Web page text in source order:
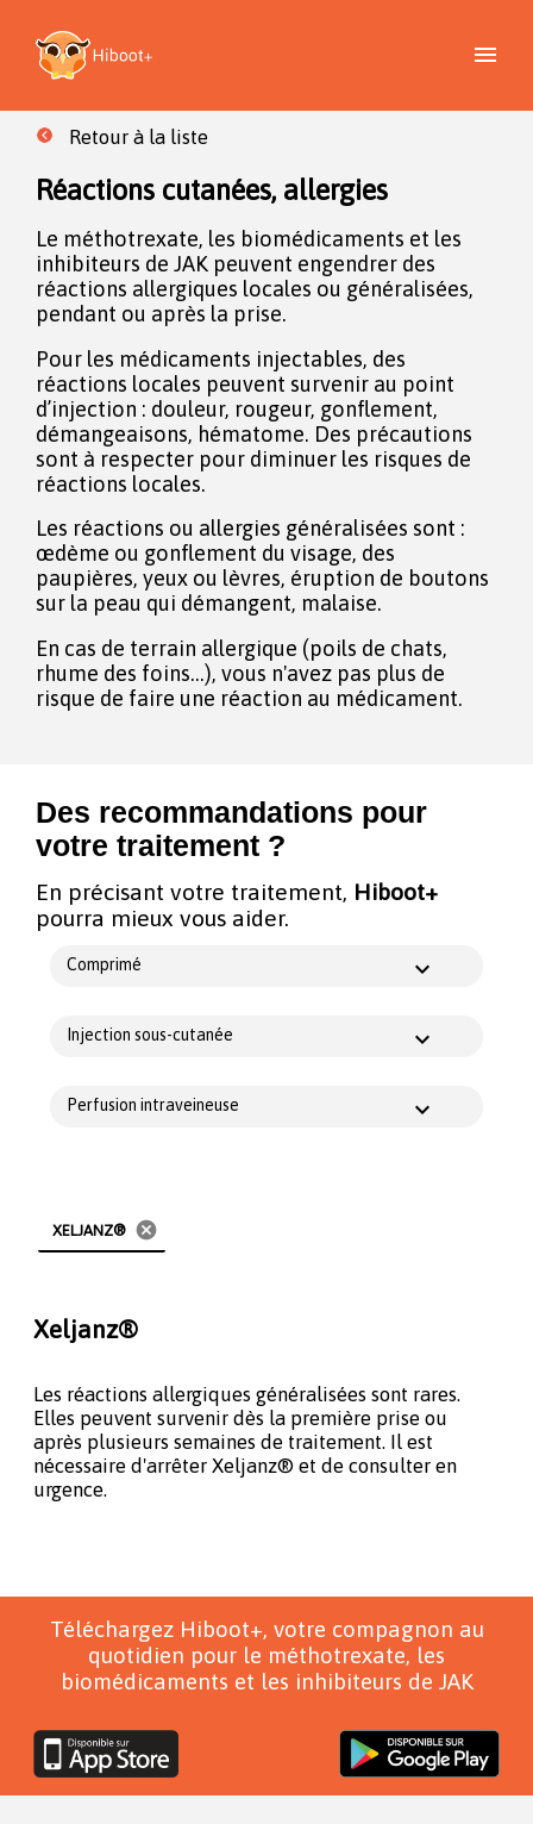
Retour à la liste
Réactions cutanées, allergies
Le méthotrexate, les biomédicaments et les
inhibiteurs de JAK peuvent engendrer des
réactions allergiques locales ou généralisées,
pendant ou après la prise.
Pour les médicaments injectables, des
réactions locales peuvent survenir au point
d’injection : douleur, rougeur, gonflement,
démangeaisons, hématome. Des précautions
sont à respecter pour diminuer les risques de
réactions locales.
Les réactions ou allergies généralisées sont :
œdème ou gonflement du visage, des
paupières, yeux ou lèvres, éruption de boutons
sur la peau qui démangent, malaise.
En cas de terrain allergique (poils de chats,
rhume des foins...), vous n'avez pas plus de
risque de faire une réaction au médicament.
Des recommandations pour
votre traitement ?
En précisant votre traitement, Hiboot+
pourra mieux vous aider.
Comprimé
Injection sous-cutanée
Perfusion intraveineuse
XELJANZ® cancel
Xeljanz®
Les réactions allergiques généralisées sont rares.
Elles peuvent survenir dès la première prise ou
après plusieurs semaines de traitement. Il est
nécessaire d'arrêter Xeljanz® et de consulter en
urgence.
Téléchargez Hiboot+, votre compagnon au
quotidien pour le méthotrexate, les
biomédicaments et les inhibiteurs de JAK